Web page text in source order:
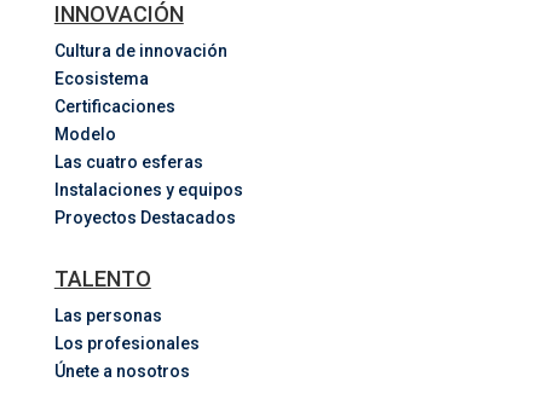
INNOVACIÓN
Cultura de innovación
Ecosistema
Certificaciones
Modelo
Las cuatro esferas
Instalaciones y equipos
Proyectos Destacados
TALENTO
Las personas
Los profesionales
Únete a nosotros